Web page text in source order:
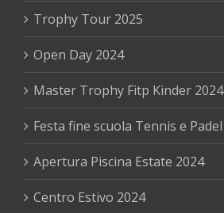
Trophy Tour 2025
Open Day 2024
Master Trophy Fitp Kinder 2024
Festa fine scuola Tennis e Padel
Apertura Piscina Estate 2024
Centro Estivo 2024